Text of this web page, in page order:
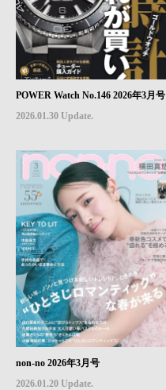
POWER Watch No.146 2026年3月号
2026.01.30 Update.
non-no 2026年3月号
2026.01.20 Update.